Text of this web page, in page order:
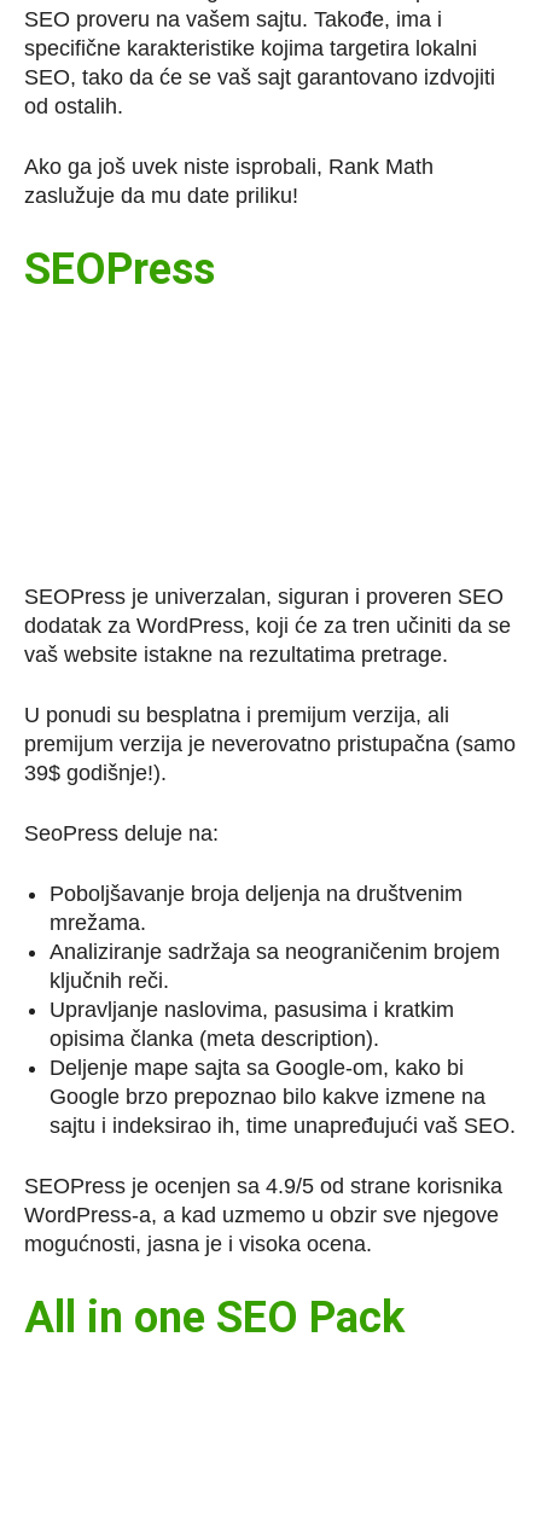
SEO proveru na vašem sajtu. Takođe, ima i
specifične karakteristike kojima targetira lokalni
SEO, tako da će se vaš sajt garantovano izdvojiti
od ostalih.
Ako ga još uvek niste isprobali, Rank Math
zaslužuje da mu date priliku!
SEOPress
SEOPress je univerzalan, siguran i proveren SEO
dodatak za WordPress, koji će za tren učiniti da se
vaš website istakne na rezultatima pretrage.
U ponudi su besplatna i premijum verzija, ali
premijum verzija je neverovatno pristupačna (samo
39$ godišnje!).
SeoPress deluje na:
Poboljšavanje broja deljenja na društvenim
mrežama.
Analiziranje sadržaja sa neograničenim brojem
ključnih reči.
Upravljanje naslovima, pasusima i kratkim
opisima članka (meta description).
Deljenje mape sajta sa Google-om, kako bi
Google brzo prepoznao bilo kakve izmene na
sajtu i indeksirao ih, time unapređujući vaš SEO.
SEOPress je ocenjen sa 4.9/5 od strane korisnika
WordPress-a, a kad uzmemo u obzir sve njegove
mogućnosti, jasna je i visoka ocena.
All in one SEO Pack